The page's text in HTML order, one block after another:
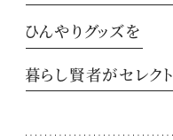
ひんやりグッズを
暮らし賢者がセレクト